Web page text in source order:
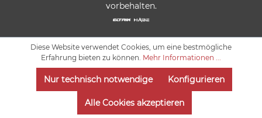
vorbehalten.
Diese Website verwendet Cookies, um eine bestmögliche
Erfahrung bieten zu können. Mehr Informationen ...
Nur technisch notwendige Konfigurieren
Alle Cookies akzeptieren